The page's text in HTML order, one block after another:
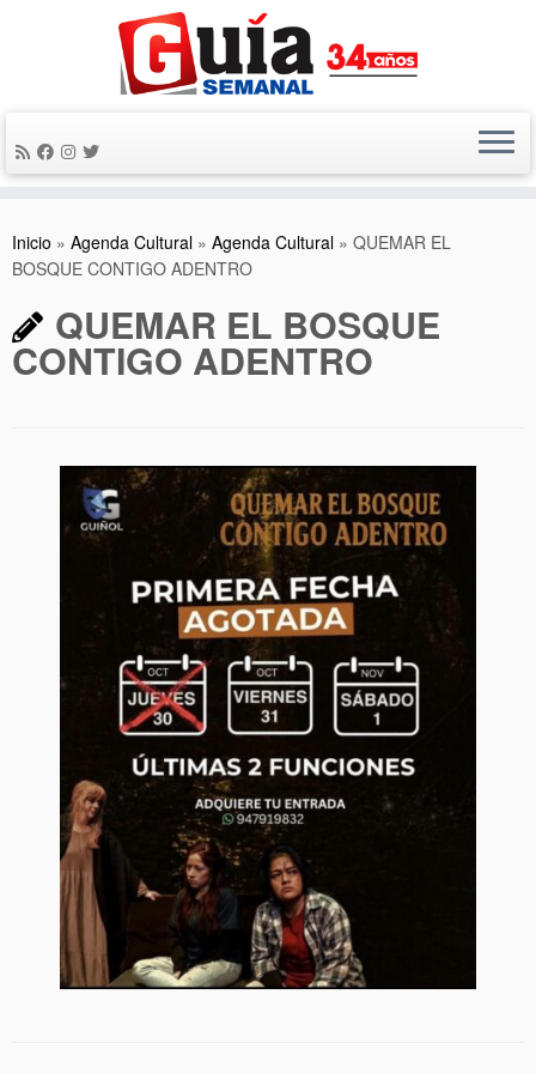
Inicio » Agenda Cultural » Agenda Cultural » QUEMAR EL
BOSQUE CONTIGO ADENTRO
QUEMAR EL BOSQUE
CONTIGO ADENTRO